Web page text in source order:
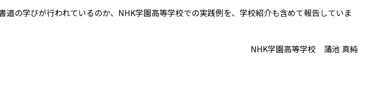
道の学びが行われているのか、NHK学園高等学校での実践例を、学校紹介も含めて報告していま
NHK学園高等学校 蒲池 真純